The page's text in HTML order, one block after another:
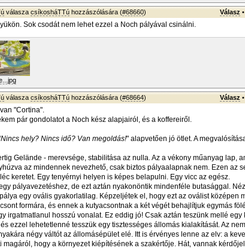
válasza csíkosháTTú hozzászólására (#68660) Válasz •
Sok csodát nem lehet ezzel a Noch pályával csinálni.
válasza csíkosháTTú hozzászólására (#68664) Válasz •
"Cortina".
pár gondolatot a Noch kész alapjairól, és a koffereiről.
Nincs hely? Nincs idő? Van megoldás!" alapvetően jó ötlet. A
Gelände - merevsége, stabilitása az nulla. Az a vékony műanyag lap,
az mindennek nevezhető, csak biztos pályaalapnak nem. Ezen az
keretet. Egy tenyérnyi helyen is képes belapulni. Egy vicc az egész.
pályavezetéshez, de ezt aztán nyakonöntik mindenféle butasággal.
egy ovális gyakorlatilag. Képzeljétek el, hogy ezt az oválist középen
formára, és ennek a kutyacsontnak a két végét behajlítjuk egymás
irgatmatlanul hosszú vonalat. Ez eddig jó! Csak aztán teszünk mellé egy
ezzel lehetetlenné tesszük egy tisztességes állomás kialakítását. Az
négy váltót az állomásépület elé. Itt is érvényes lenne az elv: a
magáról, hogy a környezet kiépítésének a szakértője. Hát, vannak